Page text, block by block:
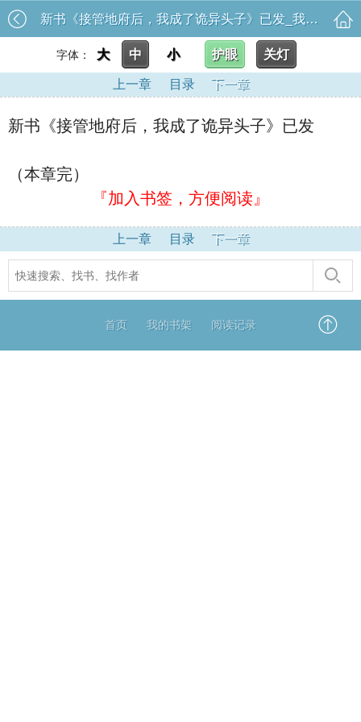
新书《接管地府后，我成了诡异头子》已发_我只想安静的做个苟道中人
字体： 大 中 小 护眼 关灯
上一章 目录 下一章
新书《接管地府后，我成了诡异头子》已发
（本章完）
『加入书签，方便阅读』
上一章 目录 下一章
首页 我的书架 阅读记录